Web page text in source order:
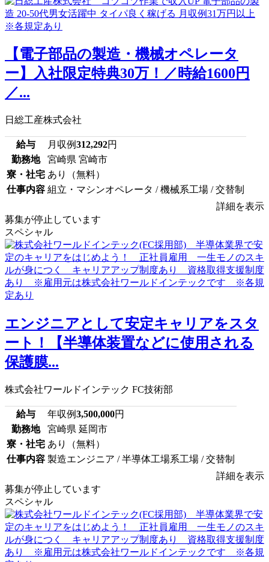
【電子部品の製造・機械オペレータ
ー】入社限定特典30万！／時給1600円
／...
日総工産株式会社
給与 月収例312,292円
勤務地
宮崎県 宮崎市
寮・社宅 あり（無料）
仕事内容 組立・マシンオペレータ / 機械系工場 / 交替制
詳細を表示
募集が停止しています
スペシャル
エンジニアとして安定キャリアをスタ
ート！【半導体装置などに使用される
保護膜...
株式会社ワールドインテック FC技術部
給与 年収例3,500,000円
勤務地
宮崎県 延岡市
寮・社宅 あり（無料）
仕事内容 製造エンジニア / 半導体工場系工場 / 交替制
詳細を表示
募集が停止しています
スペシャル